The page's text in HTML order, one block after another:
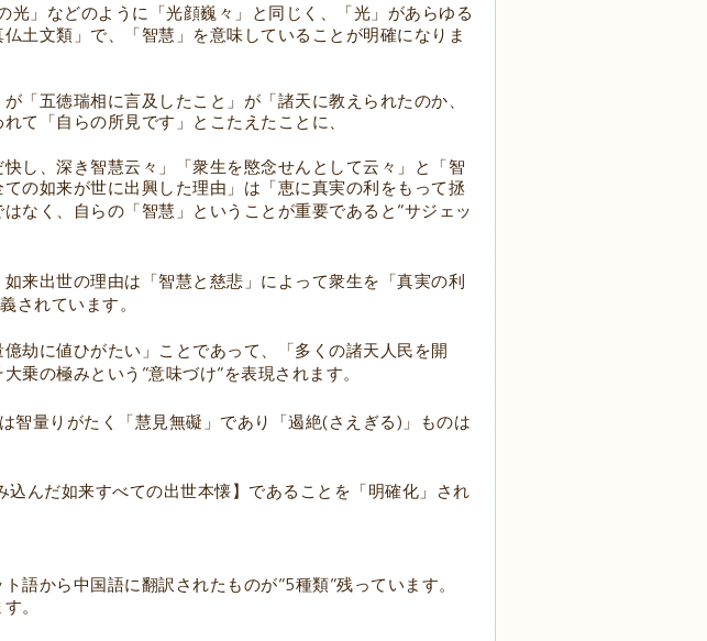
光」などのように「光顔巍々」と同じく、「光」があらゆる
土文類」で、「智慧」を意味していることが明確になりま
「五徳瑞相に言及したこと」が「諸天に教えられたのか、
て「自らの所見です」とこたえたことに、
し、深き智慧云々」「衆生を愍念せんとして云々」と「智
の如来が世に出興した理由」は「恵に真実の利をもって拯
なく、自らの「智慧」ということが重要であると ”サジェッ
来出世の理由は「智慧と慈悲」によって衆生を「真実の利
されています。
劫に値ひがたい」ことであって、「多くの諸天人民を開
乗の極みという ”意味づけ”を表現されます。
智量りがたく「慧見無礙」であり「遏絶(さえぎる) 」ものは
込んだ如来すべての出世本懐】であることを「明確化」され
語から中国語に翻訳されたものが”5種類”残っています。
。